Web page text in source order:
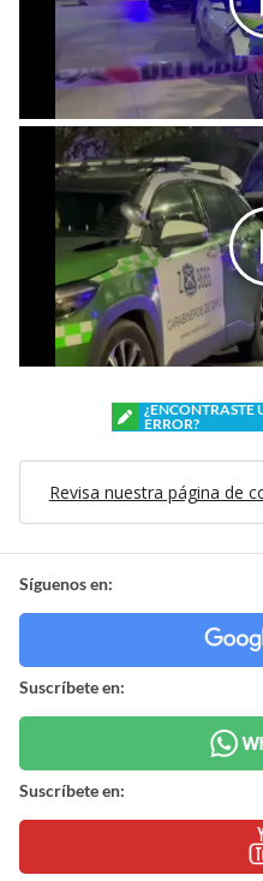
¿ENCONTRASTE
ERROR?
Revisa nuestra página de
Síguenos en:
Suscríbete en:
Suscríbete en: